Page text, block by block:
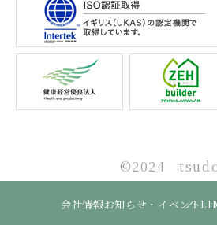
©2024
会社情報お知らせ・イベント